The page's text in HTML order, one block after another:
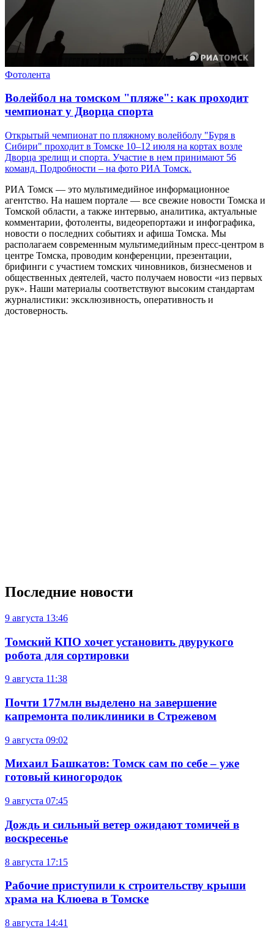
Фотолента
Волейбол на томском "пляже": как проходит
чемпионат у Дворца спорта
Открытый чемпионат по пляжному волейболу "Буря в
Сибири" проходит в Томске 10–12 июля на кортах возле
Дворца зрелищ и спорта. Участие в нем принимают 56
команд. Подробности – на фото РИА Томск.
РИА Томск — это мультимедийное информационное
агентство. На нашем портале — все свежие новости Томска и
Томской области, а также интервью, аналитика, актуальные
комментарии, фотоленты, видеорепортажи и инфографика,
новости о последних событиях и афиша Томска. Мы
располагаем современным мультимедийным пресс-центром в
центре Томска, проводим конференции, презентации,
брифинги с участием томских чиновников, бизнесменов и
общественных деятелей, часто получаем новости «из первых
рук». Наши материалы соответствуют высоким стандартам
журналистики: эксклюзивность, оперативность и
достоверность.
Последние новости
9 августа 13:46
Томский КПО хочет установить двурукого
робота для сортировки
9 августа 11:38
Почти 177млн выделено на завершение
капремонта поликлиники в Стрежевом
9 августа 09:02
Михаил Башкатов: Томск сам по себе – уже
готовый киногородок
9 августа 07:45
Дождь и сильный ветер ожидают томичей в
воскресенье
8 августа 17:15
Рабочие приступили к строительству крыши
храма на Клюева в Томске
8 августа 14:41